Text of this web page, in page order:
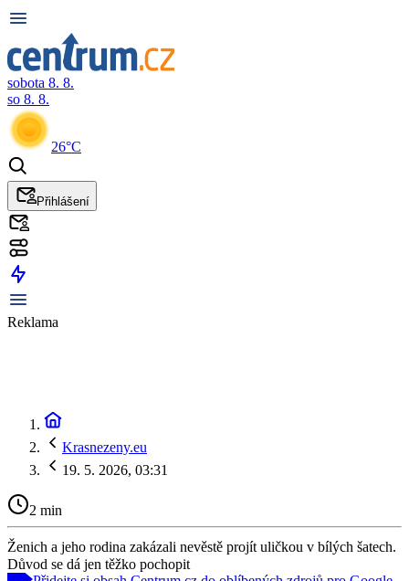
sobota 8. 8.
so 8. 8.
26°C
Přihlášení
Reklama
Krasnezeny.eu
19. 5. 2026, 03:31
2 min
Ženich a jeho rodina zakázali nevěstě projít uličkou v bílých šatech.
Důvod se dá jen těžko pochopit